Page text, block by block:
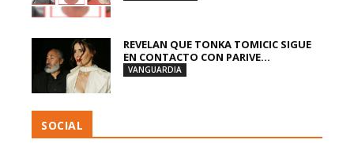
REVELAN QUE TONKA TOMICIC SIGUE
EN CONTACTO CON PARIVE...
VANGUARDIA
SOCIAL